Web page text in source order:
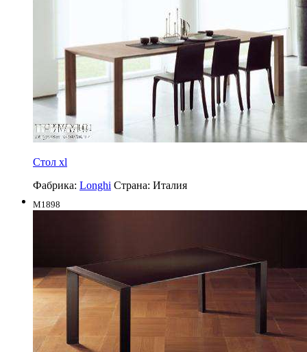
Стол xl
Фабрика: Longhi Страна: Италия
M1898